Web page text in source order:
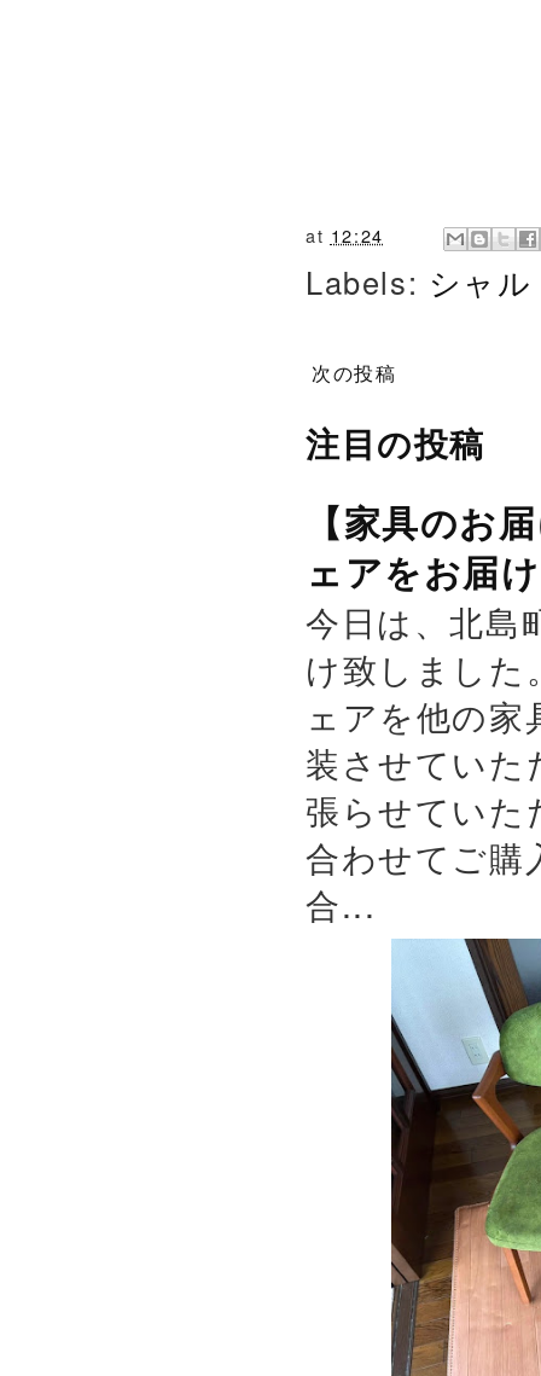
at 12:24
Labels: シャ
次の投稿
注目の投稿
【家具のお
ェアをお届
今日は、北島
け致しまし
ェアを他の
装させていた
張らせていた
合わせてご購
合...